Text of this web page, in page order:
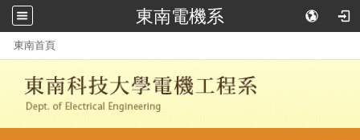
東南電機系
東南首頁